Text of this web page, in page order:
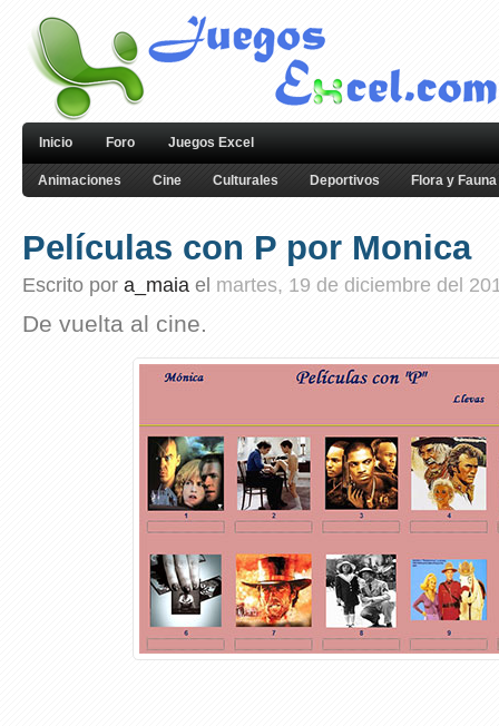
Inicio Foro Juegos Excel
Animaciones Cine Culturales Deportivos Flora y Fauna
Películas con P por Monica
Escrito por a_maia el martes, 19 de diciembre del
De vuelta al cine.